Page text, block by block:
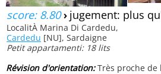
score: 8.80› jugement: plus
LocalitÀ Marina Di Cardedu,
Cardedu [NU], Sardaigne
Petit appartamenti: 18 lits
Révision d'orientation:Très proche de